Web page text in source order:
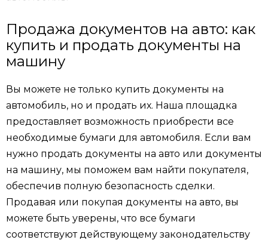
Продажа документов на авто: как
купить и продать документы на
машину
Вы можете не только купить документы на
автомобиль, но и продать их. Наша площадка
предоставляет возможность приобрести все
необходимые бумаги для автомобиля. Если вам
нужно продать документы на авто или документы
на машину, мы поможем вам найти покупателя,
обеспечив полную безопасность сделки.
Продавая или покупая документы на авто, вы
можете быть уверены, что все бумаги
соответствуют действующему законодательству